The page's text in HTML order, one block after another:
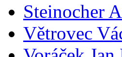
Steinocher
Větrovec